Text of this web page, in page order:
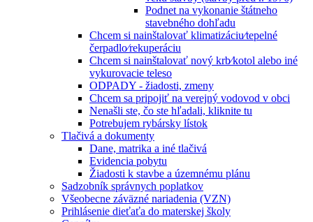
Podnet na vykonanie štátneho
stavebného dohľadu
Chcem si nainštalovať klimatizáciu⁄tepelné
čerpadlo⁄rekuperáciu
Chcem si nainštalovať nový krb⁄kotol alebo iné
vykurovacie teleso
ODPADY - žiadosti, zmeny
Chcem sa pripojiť na verejný vodovod v obci
Nenašli ste, čo ste hľadali, kliknite tu
Potrebujem rybársky lístok
Tlačivá a dokumenty
Dane, matrika a iné tlačivá
Evidencia pobytu
Žiadosti k stavbe a územnému plánu
Sadzobník správnych poplatkov
Všeobecne záväzné nariadenia (VZN)
Prihlásenie dieťaťa do materskej školy